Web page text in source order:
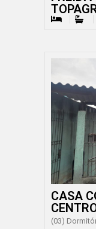
CASA
(03)